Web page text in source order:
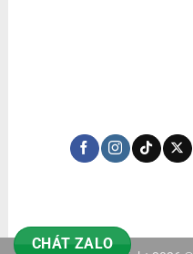
CHÁT ZALO